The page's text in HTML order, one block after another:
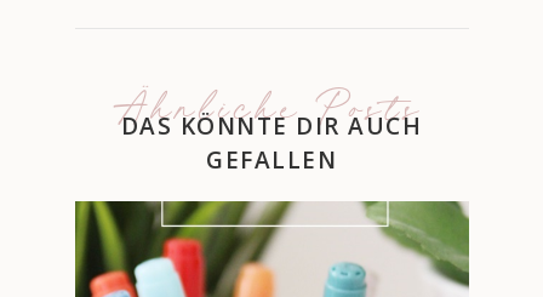
Ähnliche Posts
DAS KÖNNTE DIR AUCH
GEFALLEN